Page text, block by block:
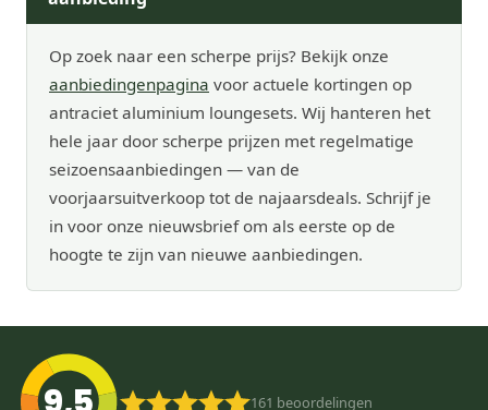
Op zoek naar een scherpe prijs? Bekijk onze
aanbiedingenpagina voor actuele kortingen op
antraciet aluminium loungesets. Wij hanteren het
hele jaar door scherpe prijzen met regelmatige
seizoensaanbiedingen — van de
voorjaarsuitverkoop tot de najaarsdeals. Schrijf je
in voor onze nieuwsbrief om als eerste op de
hoogte te zijn van nieuwe aanbiedingen.
161 beoordelingen